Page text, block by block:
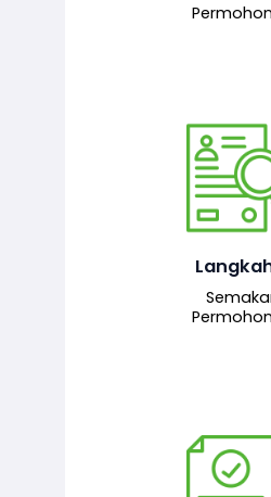
Pegawai
maklumat yang
semua maklumat
kepada pegawai
tindakan